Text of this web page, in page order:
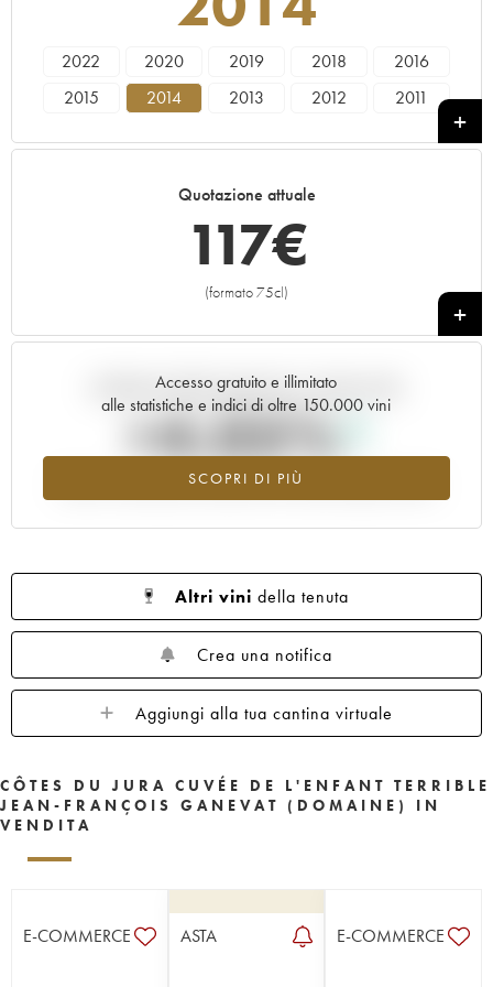
2022 2020 2019 2018
2016
2015
2014 2013 2012
2011
Quotazione attuale
117€
(formato 75cl)
+
Accesso gratuito e illimitato
alle statistiche e indici di oltre 150.000 vini
SCOPRI DI PIÙ
Andamento della quotazione in tempo reale
+4.05%
Valore in aumento per l'annata 2014 nel 2026 rispetto al 2025
Altri vini della tenuta
Crea una notifica
Aggiungi alla tua cantina virtuale
CÔTES DU JURA CUVÉE DE L'ENFANT TERRIBLE
JEAN-FRANÇOIS GANEVAT (DOMAINE) IN
VENDITA
E-COMMERCE ASTA E-COMMERCE